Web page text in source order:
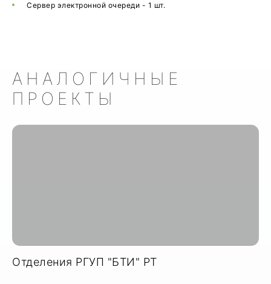
Сервер электронной очереди - 1 шт.
АНАЛОГИЧНЫЕ
ПРОЕКТЫ
Отделения РГУП "БТИ" РТ